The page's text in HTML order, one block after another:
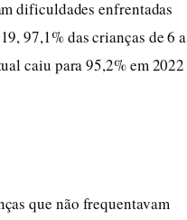
dificuldades enfrentadas
97,1% das crianças de 6 a
caiu para 95,2% em 2022
que não frequentavam